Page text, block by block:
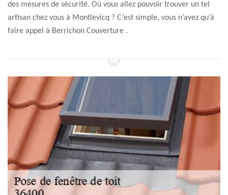
des mesures de sécurité. Où vous allez pouvoir trouver un tel
artisan chez vous à Montlevicq ? C’est simple, vous n’avez qu’à
faire appel à Berrichon Couverture .